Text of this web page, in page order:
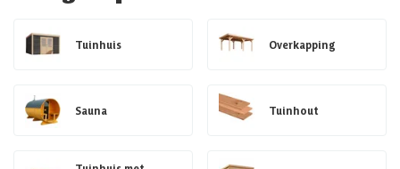
Tuinhuis Overkapping
Sauna Tuinhout